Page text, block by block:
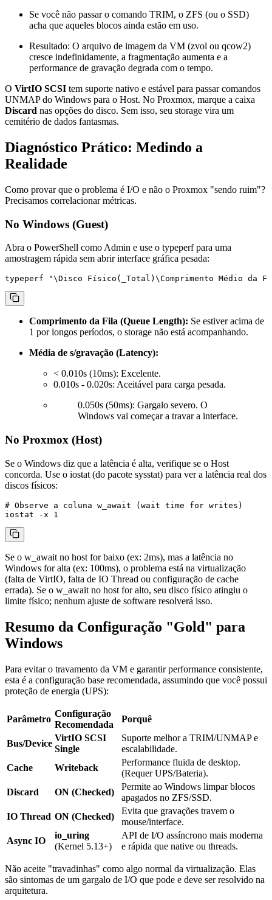
Se você não passar o comando TRIM, o ZFS (ou o SSD)
acha que aqueles blocos ainda estão em uso.
Resultado: O arquivo de imagem da VM (zvol ou qcow2)
cresce indefinidamente, a fragmentação aumenta e a
performance de gravação degrada com o tempo.
O VirtIO SCSI tem suporte nativo e estável para passar comandos
UNMAP do Windows para o Host. No Proxmox, marque a caixa
Discard nas opções do disco. Sem isso, seu storage vira um
cemitério de dados fantasmas.
Diagnóstico Prático: Medindo a
Realidade
Como provar que o problema é I/O e não o Proxmox "sendo ruim"?
Precisamos correlacionar métricas.
No Windows (Guest)
Abra o PowerShell como Admin e use o typeperfpara uma
amostragem rápida sem abrir interface gráfica pesada:
Comprimento da Fila (Queue Length): Se estiver acima de
1 por longos períodos, o storage não está acompanhando.
Média de s/gravação (Latency):
< 0.010s (10ms): Excelente.
0.010s - 0.020s: Aceitável para carga pesada.
0.050s (50ms): Gargalo severo. O
Windows vai começar a travar a interface.
No Proxmox (Host)
Se o Windows diz que a latência é alta, verifique se o Host
concorda. Use o iostat (do pacote sysstat) para ver a latência real dos
discos físicos:
# Observe a coluna w_await (wait time for writes)
Se o w_await no host for baixo (ex: 2ms), mas a latência no
Windows for alta (ex: 100ms), o problema está na virtualização
(falta de VirtIO, falta de IO Thread ou configuração de cache
errada). Se o w_await no host for alto, seu disco físico atingiu o
limite físico; nenhum ajuste de software resolverá isso.
Resumo da Configuração "Gold" para
Windows
Para evitar o travamento da VM e garantir performance consistente,
esta é a configuração base recomendada, assumindo que você possui
proteção de energia (UPS):
Parâmetro
Configuração
Recomendada
Porquê
Bus/Device
VirtIO SCSI
Single
Suporte melhor a TRIM/UNMAP e
escalabilidade.
Cache
Writeback
Performance fluida de desktop.
(Requer UPS/Bateria).
Discard
ON (Checked)
Permite ao Windows limpar blocos
apagados no ZFS/SSD.
IO Thread ON (Checked)
Evita que gravações travem o
mouse/interface.
Async IO
io_uring
(Kernel 5.13+)
API de I/O assíncrono mais moderna
e rápida que native ou threads.
Não aceite "travadinhas" como algo normal da virtualização. Elas
são sintomas de um gargalo de I/O que pode e deve ser resolvido na
arquitetura.